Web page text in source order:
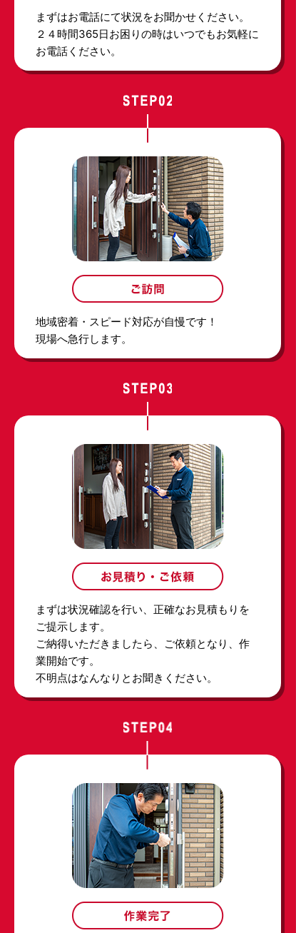
まずはお電話にて状況をお聞かせください。
２４時間365日お困りの時はいつでもお気軽に
お電話ください。
地域密着・スピード対応が自慢です！
現場へ急行します。
まずは状況確認を行い、正確なお見積もりを
ご提示します。
ご納得いただきましたら、ご依頼となり、作
業開始です。
不明点はなんなりとお聞きください。